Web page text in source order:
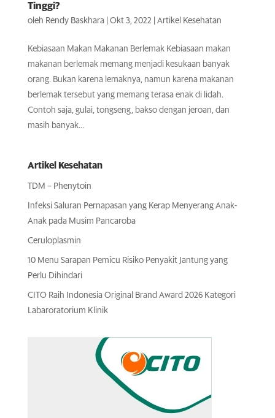
Tinggi?
oleh Rendy Baskhara| Okt 3, 2022 Artikel Kesehatan
Kebiasaan Makan Makanan Berlemak Kebiasaan makan
makanan berlemak memang menjadi kesukaan banyak
orang. Bukan karena lemaknya, namun karena makanan
berlemak tersebut yang memang terasa enak di lidah.
Contoh saja, gulai, tongseng, bakso dengan jeroan, dan
masih banyak...
Artikel Kesehatan
TDM – Phenytoin
Infeksi Saluran Pernapasan yang Kerap Menyerang Anak-
Anak pada Musim Pancaroba
Ceruloplasmin
10 Menu Sarapan Pemicu Risiko Penyakit Jantung yang
Perlu Dihindari
CITO Raih Indonesia Original Brand Award 2026 Kategori
Labaroratorium Klinik